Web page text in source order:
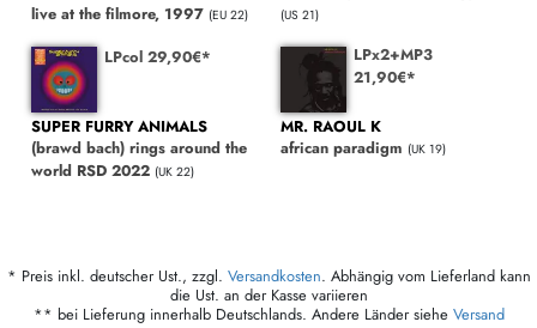
live at the filmore, 1997 (EU 22) (US 21)
LPcol 29,90€*
SUPER FURRY ANIMALS
(brawd bach) rings around the
world RSD 2022 (UK 22)
LPx2+MP3
21,90€*
MR. RAOUL K
african paradigm (UK 19)
* Preis inkl. deutscher Ust., zzgl. Versandkosten. Abhängig vom Lieferland kann
die Ust. an der Kasse variieren
** bei Lieferung innerhalb Deutschlands. Andere Länder siehe Versand